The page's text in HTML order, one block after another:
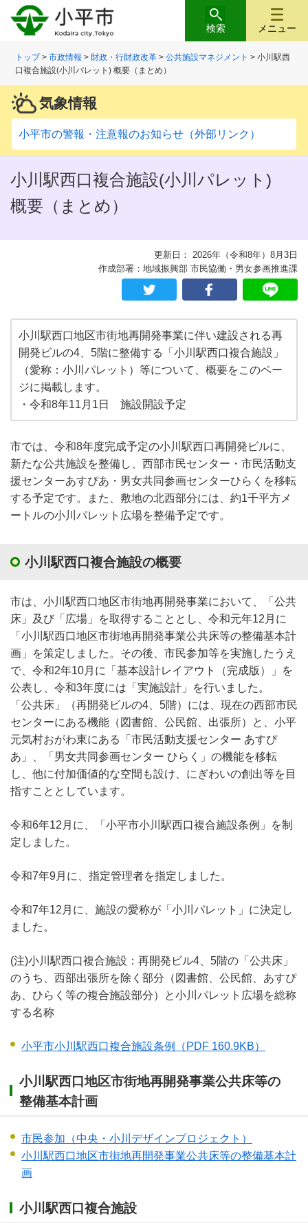
メニュー
検索
トップ>市政情報 >財政・行財政改革 >公共施設マネジメント > 小川駅西
口複合施設(小川パレット) 概要（まとめ）
気象情報
小平市の警報・注意報のお知らせ（外部リンク）
小川駅西口複合施設(小川パレット)
概要（まとめ）
更新日： 2026年（令和8年）8月3日
作成部署：地域振興部 市民協働・男女参画推進課
小川駅西口地区市街地再開発事業に伴い建設される再
開発ビルの4、5階に整備する「小川駅西口複合施設」
（愛称：小川パレット）等について、概要をこのペー
ジに掲載します。
・令和8年11月1日 施設開設予定
市では、令和8年度完成予定の小川駅西口再開発ビルに、
新たな公共施設を整備し、西部市民センター・市民活動支
援センターあすぴあ・男女共同参画センターひらくを移転
する予定です。また、敷地の北西部分には、約1千平方メ
ートルの小川パレット広場を整備予定です。
小川駅西口複合施設の概要
市は、小川駅西口地区市街地再開発事業において、「公共
床」及び「広場」を取得することとし、令和元年12月に
「小川駅西口地区市街地再開発事業公共床等の整備基本計
画」を策定しました。その後、市民参加等を実施したうえ
で、令和2年10月に「基本設計レイアウト（完成版）」を
公表し、令和3年度には「実施設計」を行いました。
「公共床」（再開発ビルの4、5階）には、現在の西部市民
センターにある機能（図書館、公民館、出張所）と、小平
元気村おがわ東にある「市民活動支援センター あすぴ
あ」、「男女共同参画センター ひらく」の機能を移転
し、他に付加価値的な空間も設け、にぎわいの創出等を目
指すこととしています。
令和6年12月に、「小平市小川駅西口複合施設条例」を制
定しました。
令和7年9月に、指定管理者を指定しました。
令和7年12月に、施設の愛称が「小川パレット」に決定し
ました。
(注)小川駅西口複合施設：再開発ビル4、5階の「公共床」
のうち、西部出張所を除く部分（図書館、公民館、あすぴ
あ、ひらく等の複合施設部分）と小川パレット広場を総称
する名称
小平市小川駅西口複合施設条例 （PDF 160.9KB）
小川駅西口地区市街地再開発事業公共床等の
整備基本計画
市民参加（中央・小川デザインプロジェクト）
小川駅西口地区市街地再開発事業公共床等の整備基本計
画
小川駅西口複合施設